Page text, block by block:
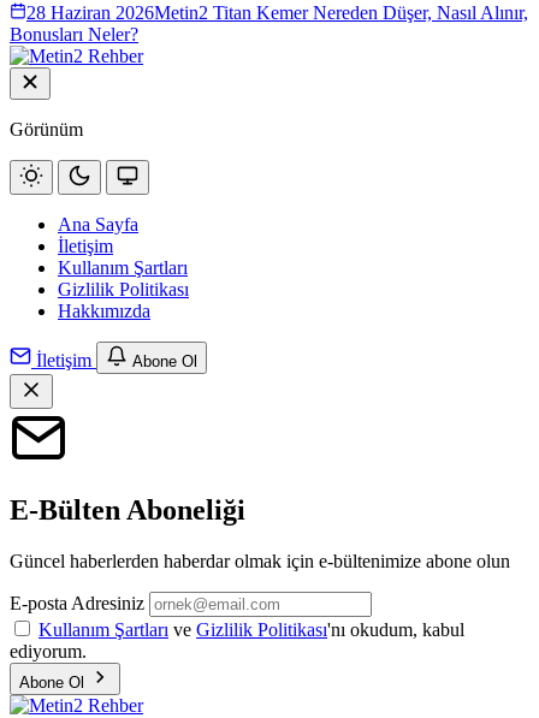
28 Haziran 2026Metin2 Titan Kemer Nereden Düşer, Nasıl Alınır,
Bonusları Neler?
Görünüm
Ana Sayfa
İletişim
Kullanım Şartları
Gizlilik Politikası
Hakkımızda
İletişim Abone Ol
E-Bülten Aboneliği
Güncel haberlerden haberdar olmak için e-bültenimize abone olun
E-posta Adresiniz
Kullanım Şartları ve Gizlilik Politikası'nı okudum, kabul
ediyorum.
Abone Ol